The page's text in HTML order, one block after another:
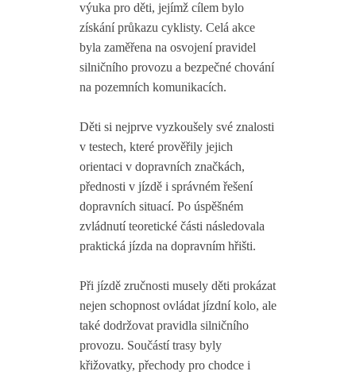
výuka pro děti, jejímž cílem bylo
získání průkazu cyklisty. Celá akce
byla zaměřena na osvojení pravidel
silničního provozu a bezpečné chování
na pozemních komunikacích.
Děti si nejprve vyzkoušely své znalosti
v testech, které prověřily jejich
orientaci v dopravních značkách,
přednosti v jízdě i správném řešení
dopravních situací. Po úspěšném
zvládnutí teoretické části následovala
praktická jízda na dopravním hřišti.
Při jízdě zručnosti musely děti prokázat
nejen schopnost ovládat jízdní kolo, ale
také dodržovat pravidla silničního
provozu. Součástí trasy byly
křižovatky, přechody pro chodce i